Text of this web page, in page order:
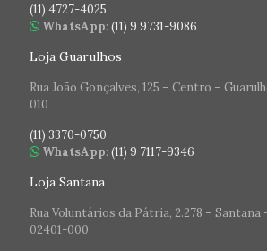
(11) 4727-4025
WhatsApp: (11) 9 9731-9086
Loja Guarulhos
Rua João Gonçalves, 125 – Centro –
010
(11) 3370-0750
WhatsApp: (11) 9 7117-9346
Loja Santana
Rua Voluntários da Pátria, 2.278 – Santana
02401-000